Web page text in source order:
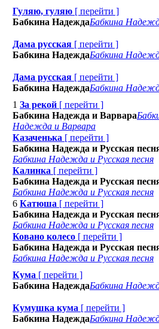
Гуляю, гуляю [ перейти ]
Бабкина НадеждаБабкина
Дама русская [ перейти ]
Бабкина НадеждаБабкина
Дама русская [ перейти ]
Бабкина НадеждаБабкина
1 За рекой [ перейти ]
Бабкина Надежда и Варвара
Надежда и Варвара
Казаченька [ перейти ]
Бабкина Надежда и Русская
Бабкина Надежда и Русская песня
Калинка [ перейти ]
Бабкина Надежда и Русская
Бабкина Надежда и Русская песня
6 Катюша [ перейти ]
Бабкина Надежда и Русская
Бабкина Надежда и Русская песня
Ковано колесо [ перейти ]
Бабкина Надежда и Русская
Бабкина Надежда и Русская песня
Кума [ перейти ]
Бабкина НадеждаБабкина
Кумушка кума [ перейти ]
Бабкина НадеждаБабкина